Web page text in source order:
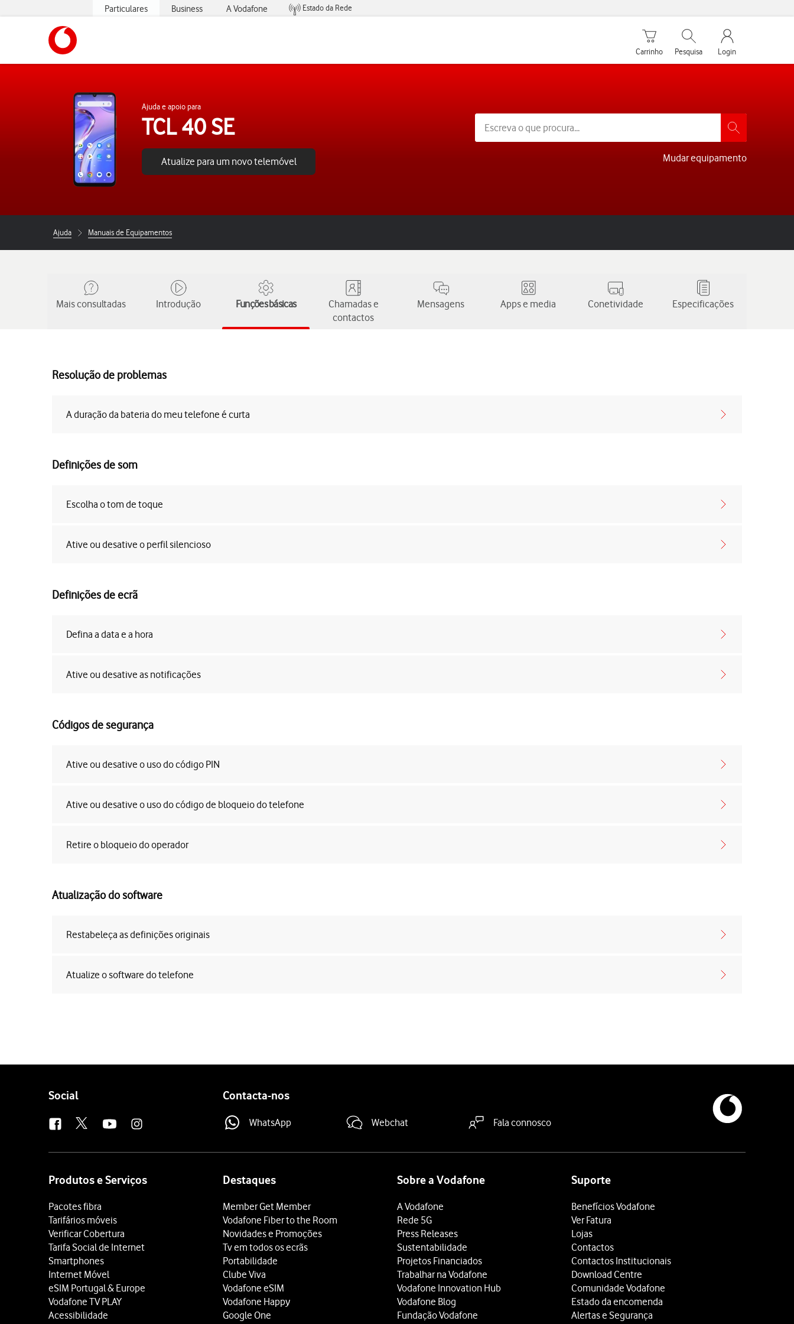
Particulares Business A Vodafone
Estado da Rede
Carrinho de compras
Carrinho
Pesquisar
Pesquisa
My Vodafone
Login
Ajuda e apoio para
TCL 40 SE
Atualize para um novo telemóvel Mudar equipamento
Ajuda Manuais de Equipamentos
Mais consultadas Introdução Funções básicas
Chamadas e
contactos
Mensagens Apps e media Conetividade Especificações
Resolução de problemas
A duração da bateria do meu telefone é curta
Definições de som
Escolha o tom de toque
Ative ou desative o perfil silencioso
Definições de ecrã
Defina a data e a hora
Ative ou desative as notificações
Códigos de segurança
Ative ou desative o uso do código PIN
Ative ou desative o uso do código de bloqueio do telefone
Retire o bloqueio do operador
Atualização do software
Restabeleça as definições originais
Atualize o software do telefone
Follow
Social Contacta-nos
WhatsApp Webchat Fala connosco
Produtos e Serviços
Pacotes fibra
Tarifários móveis
Verificar Cobertura
Tarifa Social de Internet
Smartphones
Internet Móvel
eSIM Portugal & Europe
Vodafone TV PLAY
Acessibilidade
Destaques
Member Get Member
Vodafone Fiber to the Room
Novidades e Promoções
Tv em todos os ecrãs
Portabilidade
Clube Viva
Vodafone eSIM
Vodafone Happy
Google One
Sobre a Vodafone
A Vodafone
Rede 5G
Press Releases
Sustentabilidade
Projetos Financiados
Trabalhar na Vodafone
Vodafone Innovation Hub
Vodafone Blog
Fundação Vodafone
Suporte
Benefícios Vodafone
Ver Fatura
Lojas
Contactos
Contactos Institucionais
Download Centre
Comunidade Vodafone
Estado da encomenda
Alertas e Segurança